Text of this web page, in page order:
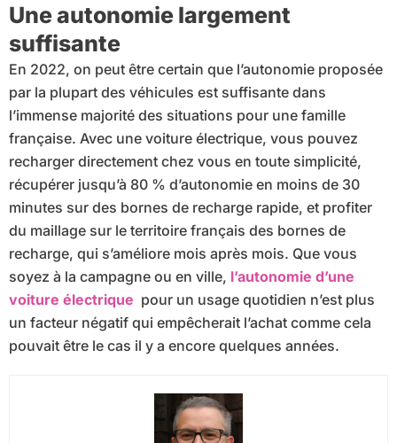
Une autonomie largement
suffisante
En 2022, on peut être certain que l’autonomie proposée
par la plupart des véhicules est suffisante dans
l’immense majorité des situations pour une famille
française. Avec une voiture électrique, vous pouvez
recharger directement chez vous en toute simplicité,
récupérer jusqu’à 80 % d’autonomie en moins de 30
minutes sur des bornes de recharge rapide, et profiter
du maillage sur le territoire français des bornes de
recharge, qui s’améliore mois après mois. Que vous
soyez à la campagne ou en ville, l’autonomie d’une
voiture électrique pour un usage quotidien n’est plus
un facteur négatif qui empêcherait l’achat comme cela
pouvait être le cas il y a encore quelques années.